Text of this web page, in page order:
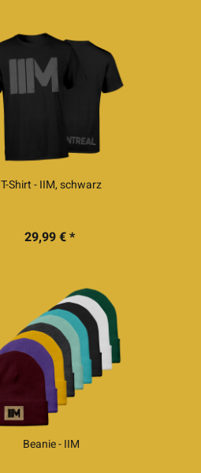
T-Shirt - IIM, schwarz
29,99 € *
Beanie - IIM